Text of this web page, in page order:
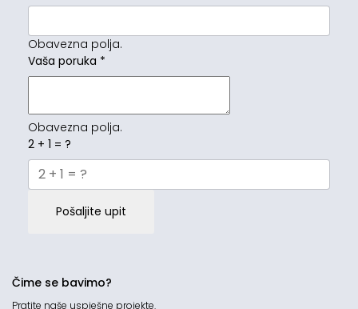
Obavezna polja.
Vaša poruka *
Obavezna polja.
2 + 1 = ?
Pošaljite upit
Čime se bavimo?
Pratite naše uspješne projekte.